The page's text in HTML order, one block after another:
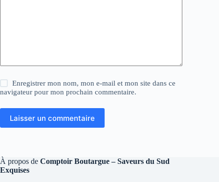
Enregistrer mon nom, mon e-mail et mon site dans ce
navigateur pour mon prochain commentaire.
Laisser un commentaire
À propos de Comptoir Boutargue – Saveurs du Sud
Exquises